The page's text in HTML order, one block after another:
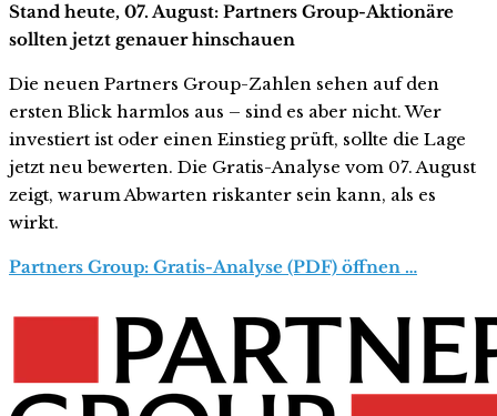
Stand heute, 07. August: Partners Group-Aktionäre
sollten jetzt genauer hinschauen
Die neuen Partners Group-Zahlen sehen auf den
ersten Blick harmlos aus – sind es aber nicht. Wer
investiert ist oder einen Einstieg prüft, sollte die Lage
jetzt neu bewerten. Die Gratis-Analyse vom 07. August
zeigt, warum Abwarten riskanter sein kann, als es
wirkt.
Partners Group: Gratis-Analyse (PDF) öffnen …